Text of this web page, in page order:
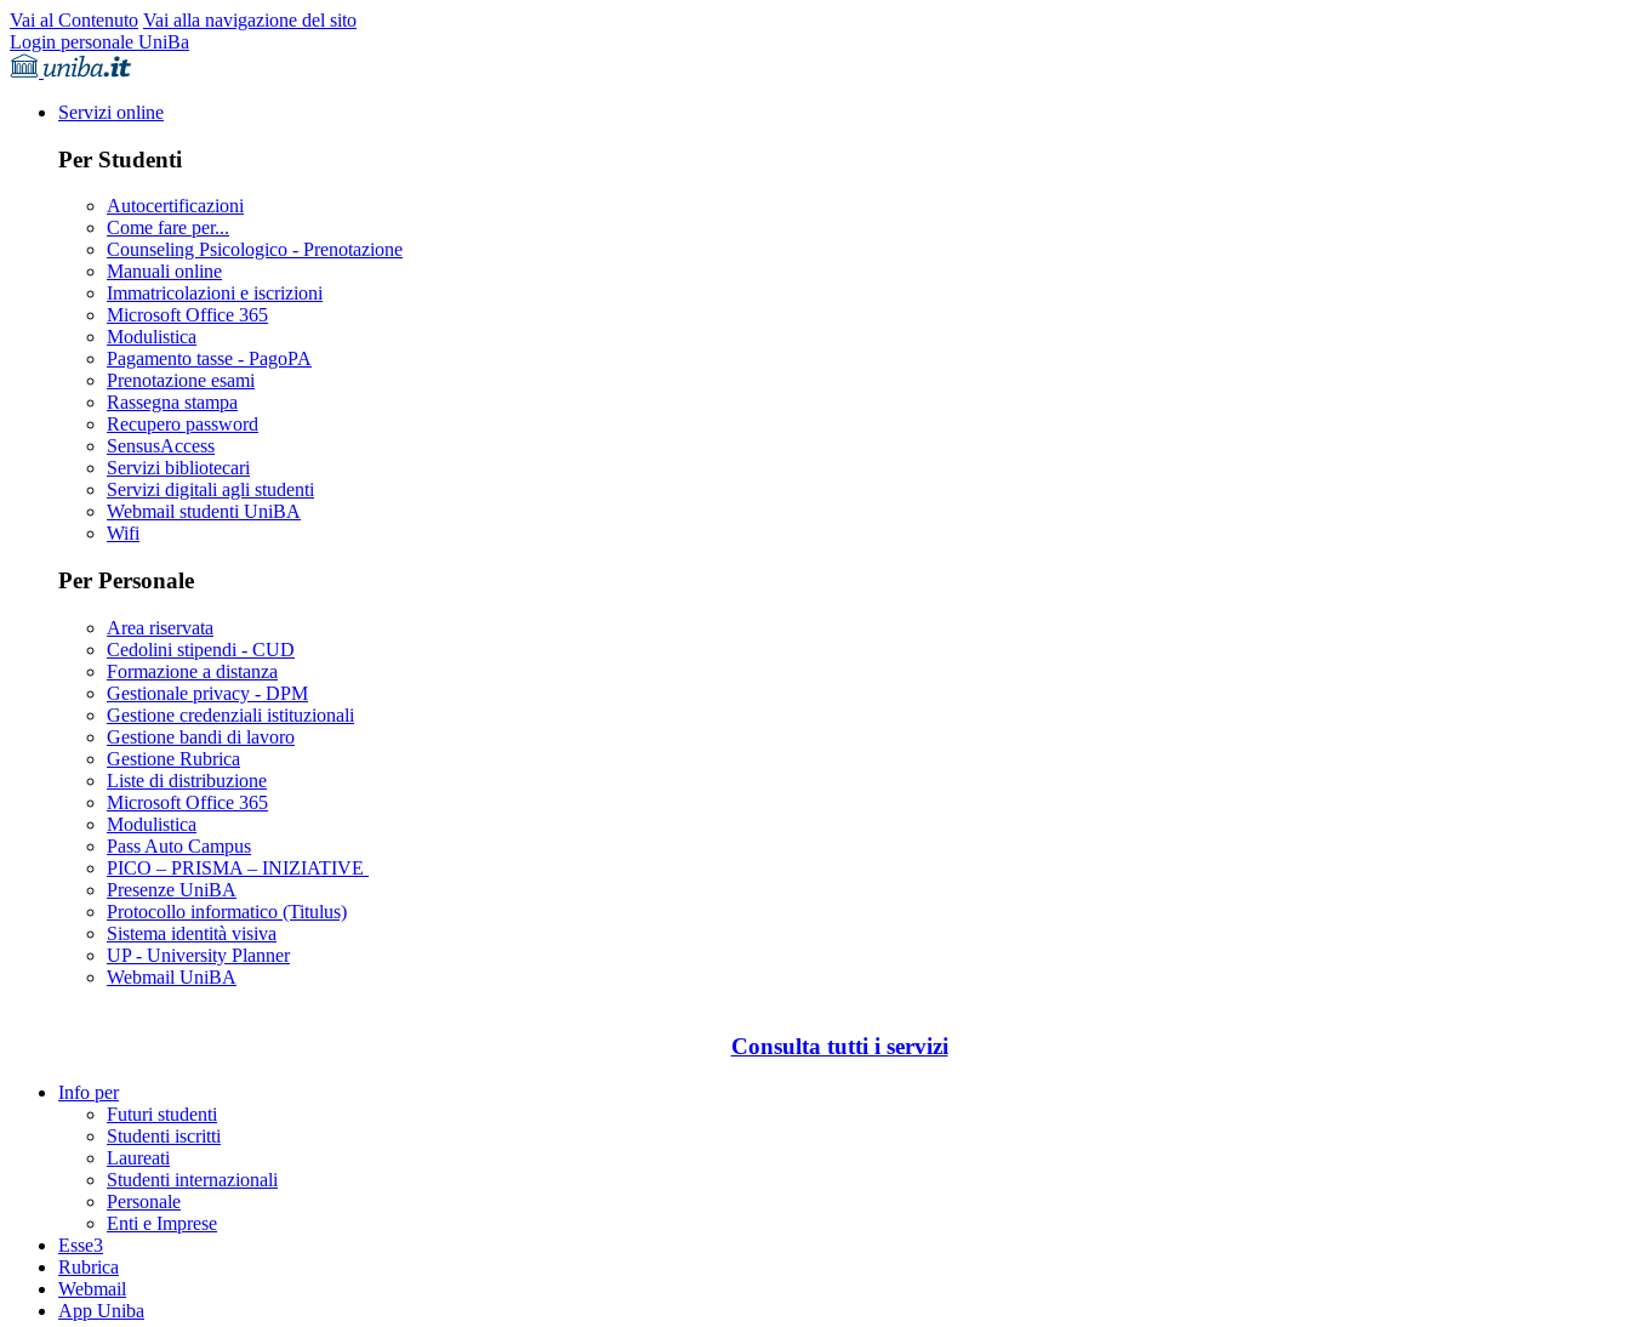
Vai al Contenuto Vai alla navigazione del sito
Login personale UniBa
Servizi online
Per Studenti
Autocertificazioni
Come fare per...
Counseling Psicologico - Prenotazione
Manuali online
Immatricolazioni e iscrizioni
Microsoft Office 365
Modulistica
Pagamento tasse - PagoPA
Prenotazione esami
Rassegna stampa
Recupero password
SensusAccess
Servizi bibliotecari
Servizi digitali agli studenti
Webmail studenti UniBA
Wifi
Per Personale
Area riservata
Cedolini stipendi - CUD
Formazione a distanza
Gestionale privacy - DPM
Gestione credenziali istituzionali
Gestione bandi di lavoro
Gestione Rubrica
Liste di distribuzione
Microsoft Office 365
Modulistica
Pass Auto Campus
PICO – PRISMA – INIZIATIVE
Presenze UniBA
Protocollo informatico (Titulus)
Sistema identità visiva
UP - University Planner
Webmail UniBA
Consulta tutti i servizi
Info per
Futuri studenti
Studenti iscritti
Laureati
Studenti internazionali
Personale
Enti e Imprese
Esse3
Rubrica
Webmail
App Uniba